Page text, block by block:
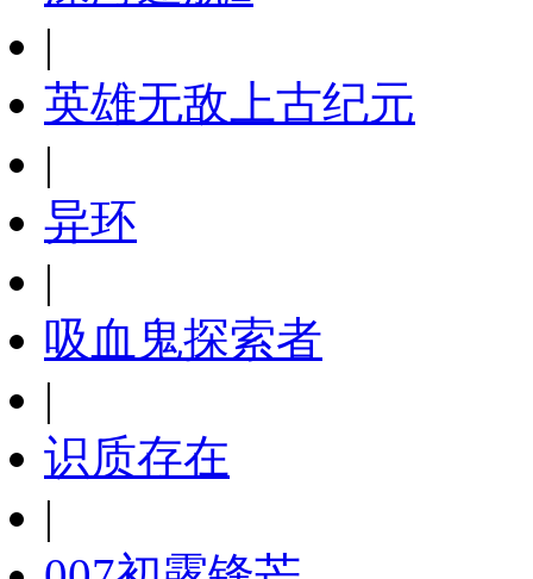
|
英雄无敌上古纪元
|
异环
|
吸血鬼探索者
|
识质存在
|